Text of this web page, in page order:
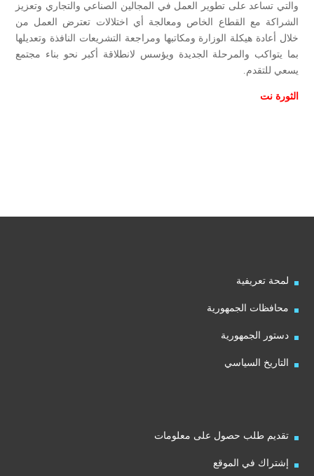
والتي تساعد على تطوير العمل في المجالين الصناعي والتجاري وتعزيز
الشراكة مع القطاع الخاص ومعالجة أي اختلالات تعترض العمل من
خلال أعادة هيكلة الوزارة ومكاتبها ومراجعة التشريعات النافذة وتعديلها
بما يتواكب والمرحلة الجديدة ويؤسس لانطلاقة أكبر نحو بناء مجتمع
يسعي للتقدم.
الثورة نت
لمحة تعريفية
محافظات الجمهورية
دستور الجمهورية
التاريخ السياسي
تقديم طلب حصول على معلومات
إشتراك في الموقع